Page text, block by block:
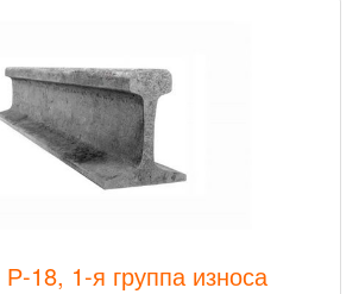
18, 1-я группа износа